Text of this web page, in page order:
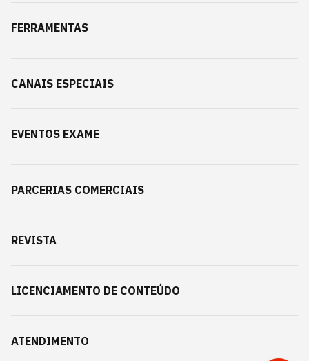
FERRAMENTAS
CANAIS ESPECIAIS
EVENTOS EXAME
PARCERIAS COMERCIAIS
REVISTA
LICENCIAMENTO DE CONTEÚDO
ATENDIMENTO